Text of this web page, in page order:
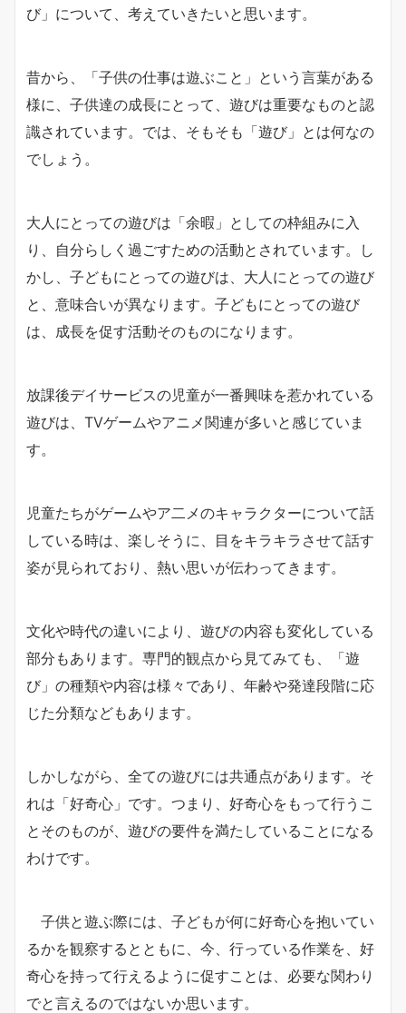
び」について、考えていきたいと思います。
昔から、「子供の仕事は遊ぶこと」という言葉がある
様に、子供達の成長にとって、遊びは重要なものと認
識されています。では、そもそも「遊び」とは何なの
でしょう。
大人にとっての遊びは「余暇」としての枠組みに入
り、自分らしく過ごすための活動とされています。し
かし、子どもにとっての遊びは、大人にとっての遊び
と、意味合いが異なります。子どもにとっての遊び
は、成長を促す活動そのものになります。
放課後デイサービスの児童が一番興味を惹かれている
遊びは、TVゲームやアニメ関連が多いと感じていま
す。
児童たちがゲームやア二メのキャラクターについて話
している時は、楽しそうに、目をキラキラさせて話す
姿が見られており、熱い思いが伝わってきます。
文化や時代の違いにより、遊びの内容も変化している
部分もあります。専門的観点から見てみても、「遊
び」の種類や内容は様々であり、年齢や発達段階に応
じた分類などもあります。
しかしながら、全ての遊びには共通点があります。そ
れは「好奇心」です。つまり、好奇心をもって行うこ
とそのものが、遊びの要件を満たしていることになる
わけです。
子供と遊ぶ際には、子どもが何に好奇心を抱いてい
るかを観察するとともに、今、行っている作業を、好
奇心を持って行えるように促すことは、必要な関わり
でと言えるのではないか思います。